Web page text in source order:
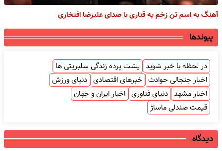
آهنگ به اسم تن زخم یه قناری با صدای علیرضا افتخاری
پیوندها
در لحظه با خبر شوید پشت پرده زندگی سلبریتی ها
اخبار جنجالی حوادث خبرهای اقتصادی دنیای ورزش
اخبار مشهد دنیای فناوری اخبار ایران و جهان
قیمت صندلی ماساژ
دیدگاه